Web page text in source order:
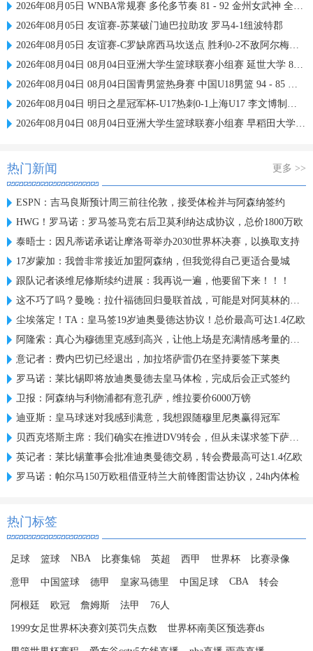
2026年08月05日 WNBA常规赛 多伦多节奏 81 - 92 金州女武神 全场集锦
2026年08月05日 友谊赛-苏莱破门迪巴拉助攻 罗马4-1纽波特郡
2026年08月05日 友谊赛-C罗缺席西马坎送点 胜利0-2不敌阿尔梅里亚
2026年08月04日 08月04日亚洲大学生篮球联赛小组赛 延世大学 82 - 83 北京大学 集锦
2026年08月04日 08月04日国青男篮热身赛 中国U18男篮 94 - 85 加拿大大卫·安篮球学院 集锦
2026年08月04日 明日之星冠军杯-U17热刺0-1上海U17 李文博制胜球
2026年08月04日 08月04日亚洲大学生篮球联赛小组赛 早稻田大学 71 - 86 清华大学 集锦
热门新闻 更多 >>
ESPN：吉马良斯预计周三前往伦敦，接受体检并与阿森纳签约
HWG！罗马诺：罗马签马竞右后卫莫利纳达成协议，总价1800万欧
泰晤士：因凡蒂诺承诺让摩洛哥举办2030世界杯决赛，以换取支持
17岁蒙加：我曾非常接近加盟阿森纳，但我觉得自己更适合曼城
跟队记者谈维尼修斯续约进展：我再说一遍，他要留下来！！！
这不巧了吗？曼晚：拉什福德回归曼联首战，可能是对阿莫林的米兰
尘埃落定！TA：皇马签19岁迪奥曼德达协议！总价最高可达1.4亿欧
阿隆索：真心为穆德里克感到高兴，让他上场是充满情感考量的决定
意记者：费内巴切已经退出，加拉塔萨雷仍在坚持要签下莱奥
罗马诺：莱比锡即将放迪奥曼德去皇马体检，完成后会正式签约
卫报：阿森纳与利物浦都有意孔萨，维拉要价6000万镑
迪亚斯：皇马球迷对我感到满意，我想跟随穆里尼奥赢得冠军
贝西克塔斯主席：我们确实在推进DV9转会，但从未谋求签下萨拉赫
英记者：莱比锡董事会批准迪奥曼德交易，转会费最高可达1.4亿欧
罗马诺：帕尔马150万欧租借亚特兰大前锋图雷达协议，24h内体检
热门标签
足球 篮球 NBA 比赛集锦 英超 西甲 世界杯 比赛录像
意甲 中国篮球 德甲 皇家马德里 中国足球 CBA 转会
阿根廷 欧冠 詹姆斯 法甲 76人
1999女足世界杯决赛刘英罚失点数 世界杯南美区预选赛ds